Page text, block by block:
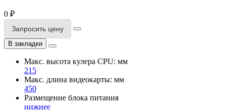
0 ₽
Запросить цену
В закладки
Макс. высота кулера CPU: мм
215
Макс. длина видеокарты: мм
450
Размещение блока питания
нижнее